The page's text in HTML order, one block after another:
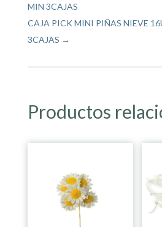
MIN 3CAJAS
CAJA PICK MINI PIÑAS NIEVE
3CAJAS →
Productos